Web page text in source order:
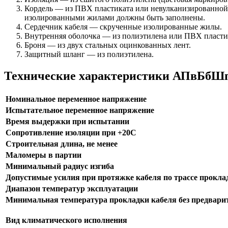
Кордель — из ПВХ пластиката или
изолированными жилами должны быть заполнены.
Сердечник кабеля — скрученные изолированные жилы.
Внутренняя оболочка — из полиэтилена или ПВХ
Броня — из двух стальных оцинкованных лент.
Защитный шланг — из полиэтилена.
Технические характеристики
Номинальное переменное напряжение
Испытательное переменное напряжение
Время выдержки при испытании
Сопротивление изоляции при +20С
Строительная длина, не менее
Маломеры в партии
Минимальный радиус изгиба
Допустимые усилия при протяжке кабеля по трассе
Диапазон температур эксплуатации
Минимальная температура прокладки кабеля без
Вид климатического исполнения